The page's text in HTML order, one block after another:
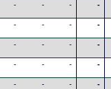
- - - -
- - - -
- - - -
- - - -
- - - -